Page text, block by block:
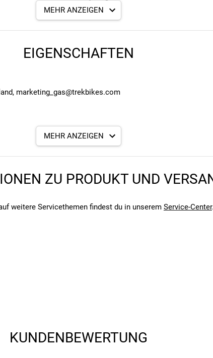
Halt
und verhindert ein Verrutschen
langlebig
ein Verrutschen
MEHR ANZEIGEN
EIGENSCHAFTEN
marketing_gas@trekbikes.com
und den verbauten Komponenten bei Fahrrädern kommen
MEHR ANZEIGEN
ZU PRODUKT UND
weitere Servicethemen findest du in unserem Service-Center.
KUNDENBEWERTUNG